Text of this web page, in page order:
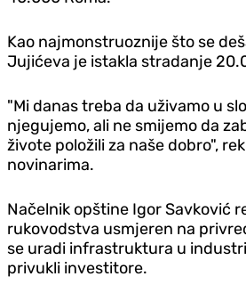
Kao najmonstruoznije što se
Jujićeva je istakla stradanje
"Mi danas treba da uživamo u
njegujemo, ali ne smijemo da
živote položili za naše dobro",
novinarima.
Načelnik opštine Igor Savković
rukovodstva usmjeren na
se uradi infrastruktura u
privukli investitore.